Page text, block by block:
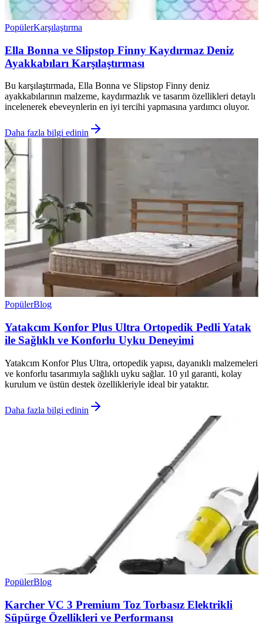
PopülerKarşılaştırma
Ella Bonna ve Slipstop Finny Kaydırmaz Deniz
Ayakkabıları Karşılaştırması
Bu karşılaştırmada, Ella Bonna ve Slipstop Finny deniz
ayakkabılarının malzeme, kaydırmazlık ve tasarım özellikleri detaylı
incelenerek ebeveynlerin en iyi tercihi yapmasına yardımcı oluyor.
Daha fazla bilgi edinin
PopülerBlog
Yatakcım Konfor Plus Ultra Ortopedik Pedli Yatak
ile Sağlıklı ve Konforlu Uyku Deneyimi
Yatakcım Konfor Plus Ultra, ortopedik yapısı, dayanıklı malzemeleri
ve konforlu tasarımıyla sağlıklı uyku sağlar. 10 yıl garanti, kolay
kurulum ve üstün destek özellikleriyle ideal bir yataktır.
Daha fazla bilgi edinin
PopülerBlog
Karcher VC 3 Premium Toz Torbasız Elektrikli
Süpürge Özellikleri ve Performansı